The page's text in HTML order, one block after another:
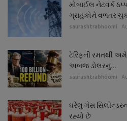
મોબાઈલ નેટવર્ક
ગ્રાહકોને વળતર
saurashtrabhoomi
ટેરિફની રમતથી
અબજ ડોલરનું...
saurashtrabhoomi
ઘરેલુ ગેસ
રહ્યો છે